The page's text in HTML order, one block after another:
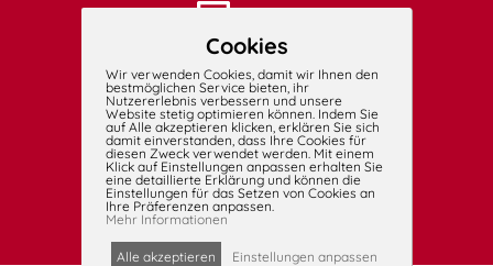
Cookies
Wir verwenden Cookies, damit wir Ihnen den
bestmöglichen Service bieten, ihr
Nutzererlebnis verbessern und unsere
Website stetig optimieren können. Indem Sie
auf Alle akzeptieren klicken, erklären Sie sich
damit einverstanden, dass Ihre Cookies für
diesen Zweck verwendet werden. Mit einem
Klick auf Einstellungen anpassen erhalten Sie
eine detaillierte Erklärung und können die
Einstellungen für das Setzen von Cookies an
Ihre Präferenzen anpassen.
Mehr Informationen
Alle akzeptieren Einstellungen anpassen
Fax:
030 39031205
Mobil:
0171 1234534